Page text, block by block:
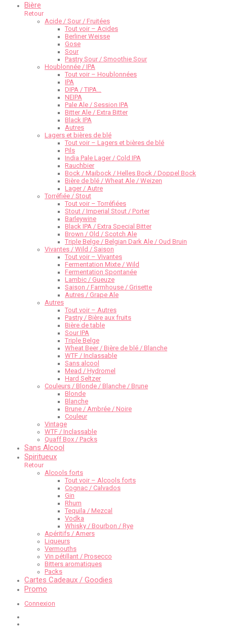
Bière
Retour
Acide / Sour / Fruitées
Tout voir – Acides
Berliner Weisse
Gose
Sour
Pastry Sour / Smoothie Sour
Houblonnée / IPA
Tout voir – Houblonnées
IPA
DIPA / TIPA…
NEIPA
Pale Ale / Session IPA
Bitter Ale / Extra Bitter
Black IPA
Autres
Lagers et bières de blé
Tout voir – Lagers et bières de blé
Pils
India Pale Lager / Cold IPA
Rauchbier
Bock / Maibock / Helles Bock / Doppel Bock
Bière de blé / Wheat Ale / Weizen
Lager / Autre
Torréfiée / Stout
Tout voir – Torréfiées
Stout / Imperial Stout / Porter
Barleywine
Black IPA / Extra Special Bitter
Brown / Old / Scotch Ale
Triple Belge / Belgian Dark Ale / Oud Bruin
Vivantes / Wild / Saison
Tout voir – Vivantes
Fermentation Mixte / Wild
Fermentation Spontanée
Lambic / Gueuze
Saison / Farmhouse / Grisette
Autres / Grape Ale
Autres
Tout voir – Autres
Pastry / Bière aux fruits
Bière de table
Sour IPA
Triple Belge
Wheat Beer / Bière de blé / Blanche
WTF / Inclassable
Sans alcool
Mead / Hydromel
Hard Seltzer
Couleurs / Blonde / Blanche / Brune
Blonde
Blanche
Brune / Ambrée / Noire
Couleur
Vintage
WTF / Inclassable
Quaff Box / Packs
Sans Alcool
Spiritueux
Retour
Alcools forts
Tout voir – Alcools forts
Cognac / Calvados
Gin
Rhum
Tequila / Mezcal
Vodka
Whisky / Bourbon / Rye
Apéritifs / Amers
Liqueurs
Vermouths
Vin pétillant / Prosecco
Bitters aromatiques
Packs
Cartes Cadeaux / Goodies
Promo
Connexion